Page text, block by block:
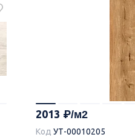
2013
Код УТ-00010205